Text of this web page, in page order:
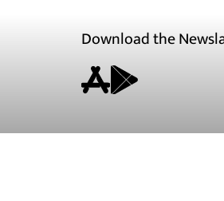
Download the